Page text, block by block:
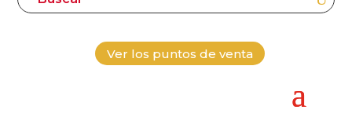
Ver los puntos de venta